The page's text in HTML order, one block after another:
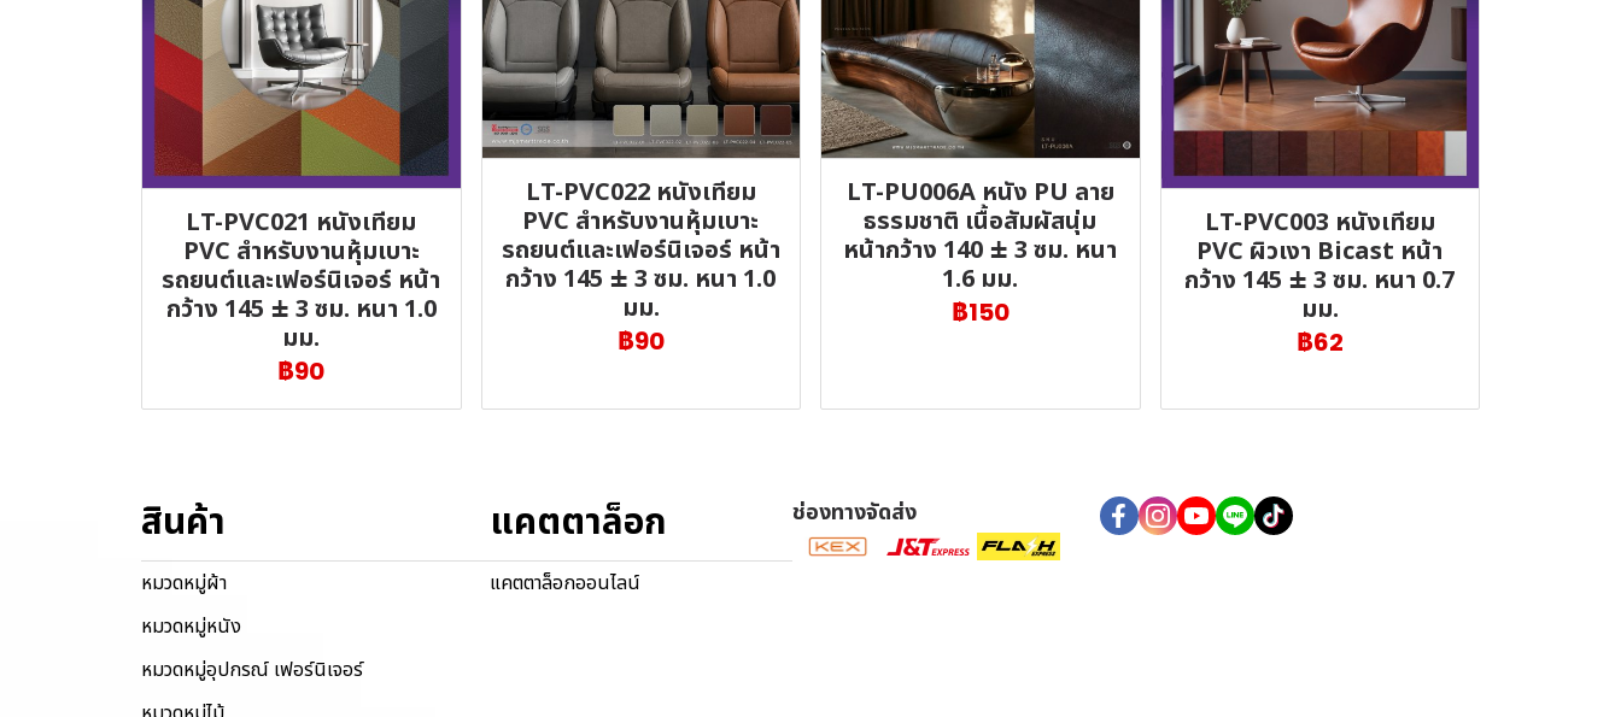
LT-PVC021 หนังเทียม
PVC สำหรับงานหุ้มเบาะ
รถยนต์และเฟอร์นิเจอร์ หน้า
กว้าง 145 ± 3 ซม. หนา 1.0
มม.
฿90
LT-PVC022 หนังเทียม
PVC สำหรับงานหุ้มเบาะ
รถยนต์และเฟอร์นิเจอร์ หน้า
กว้าง 145 ± 3 ซม. หนา 1.0
มม.
฿90
LT-PU006A หนัง PU ลาย
ธรรมชาติ เนื้อสัมผัสนุ่ม
หน้ากว้าง 140 ± 3 ซม. หนา
1.6 มม.
฿150
LT-PVC003 หนังเทียม
PVC ผิวเงา Bicast หน้า
กว้าง 145 ± 3 ซม. หนา 0.7
มม.
฿62
สินค้า
หมวดหมู่ผ้า
หมวดหมู่หนัง
หมวดหมู่อุปกรณ์ เฟอร์นิเจอร์
แคตตาล็อก
แคตตาล็อกออนไลน์
ช่องทางจัดส่ง